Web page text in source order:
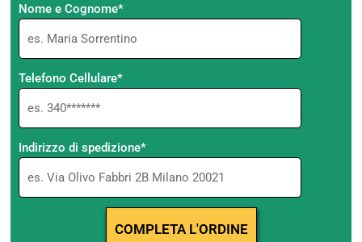
Nome e Cognome*
Telefono Cellulare*
Indirizzo di spedizione*